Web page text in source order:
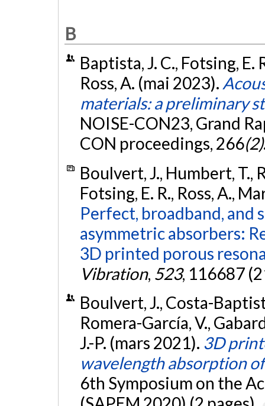
B
Baptista, J. C., Fotsing,
Ross, A. (mai 2023).
materials: a preliminary
NOISE-CON23, Grand
CON proceedings, 266(2)
Boulvert, J., Humbert, T.,
Fotsing, E. R., Ross, A.,
Perfect, broadband,
asymmetric absorbers:
3D printed porous
Vibration, 523, 116687
Boulvert, J., Costa-
Romera-García, V.,
J.-P. (mars 2021). 3D
wavelength absorption
6th Symposium on the